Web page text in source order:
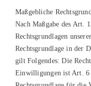
Maßgebliche
Nach Maßgabe des Art.
Rechtsgrundlagen
Rechtsgrundlage in der
gilt Folgendes: Die
Einwilligungen ist Art.